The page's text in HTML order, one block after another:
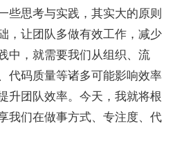
些思考与实践，其实大的原则
，让团队多做有效工作，减少
中，就需要我们从组织、流
代码质量等诸多可能影响效率
升团队效率。今天，我就将根
我们在做事方式、专注度、代